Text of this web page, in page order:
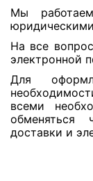
Мы
На все
электронной
Для
всеми
обменяться
доставки и